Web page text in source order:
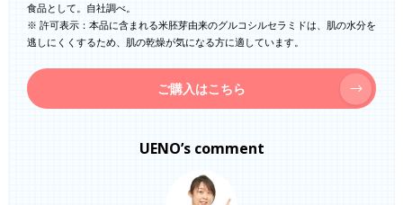
食品として。自社調べ。
※ 許可表示：本品に含まれる米胚芽由来のグルコシルセラミドは、肌の水分を
逃しにくくするため、肌の乾燥が気になる方に適しています。
ご購入はこちら
UENO’s comment